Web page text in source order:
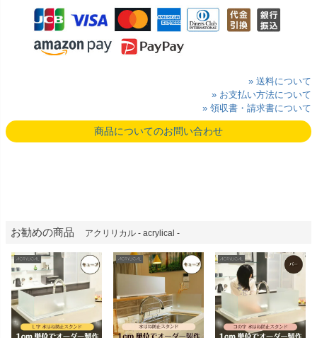
» 送料について
» お支払い方法について
» 領収書・請求書について
商品についてのお問い合わせ
お勧めの商品 アクリリカル - acrylical -